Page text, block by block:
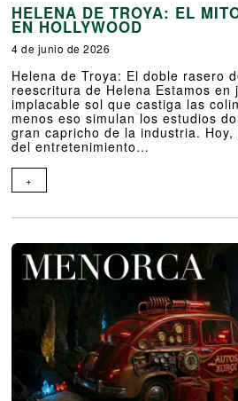
HELENA DE TROYA: EL
EN HOLLYWOOD
4 de junio de 2026
Helena de Troya: El doble rasero
reescritura de Helena Estamos
implacable sol que castiga las
menos eso simulan los estudios
gran capricho de la industria.
del entretenimiento…
+